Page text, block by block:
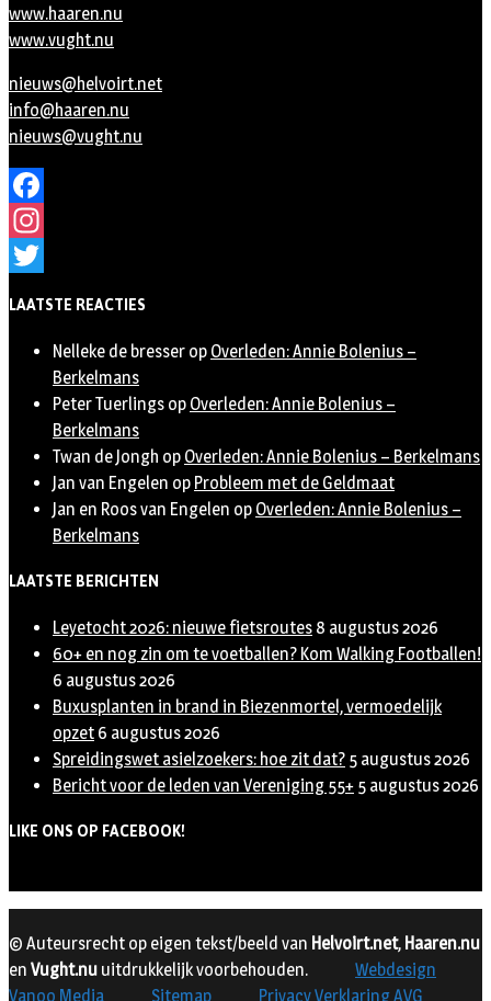
www.haaren.nu
www.vught.nu
nieuws@helvoirt.net
info@haaren.nu
nieuws@vught.nu
Facebook
Instagram
LAATSTE REACTIES
Nelleke de bresser op Overleden: Annie Bolenius –
Berkelmans
Peter Tuerlings op Overleden: Annie Bolenius –
Berkelmans
Twan de Jongh op Overleden: Annie Bolenius – Berkelmans
Jan van Engelen op Probleem met de Geldmaat
Jan en Roos van Engelen op Overleden: Annie Bolenius –
Berkelmans
LAATSTE BERICHTEN
Leyetocht 2026: nieuwe fietsroutes 8 augustus 2026
60+ en nog zin om te voetballen? Kom Walking Footballen!
6 augustus 2026
Buxusplanten in brand in Biezenmortel, vermoedelijk
opzet 6 augustus 2026
Spreidingswet asielzoekers: hoe zit dat? 5 augustus 2026
Bericht voor de leden van Vereniging 55+ 5 augustus 2026
LIKE ONS OP FACEBOOK!
© Auteursrecht op eigen tekst/beeld van Helvoirt.net, Haaren.nu
en Vught.nu uitdrukkelijk voorbehouden.
Webdesign
Vanoo Media
Sitemap Privacy Verklaring AVG